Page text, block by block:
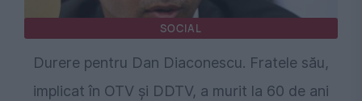
SOCIAL
Durere pentru Dan Diaconescu. Fratele său,
implicat în OTV și DDTV, a murit la 60 de ani